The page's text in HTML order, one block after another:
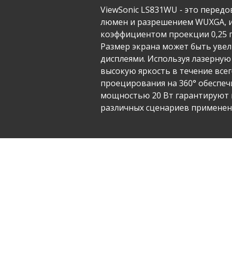
ViewSonic LS831WU - это
люмен и разрешением WUXGA,
коэффициентом проекции 0,25
Размер экрана может быть
дисплеями. Используя
высокую яркость в течение
проецирования на 360°
мощностью 20 Вт
различных сценариев